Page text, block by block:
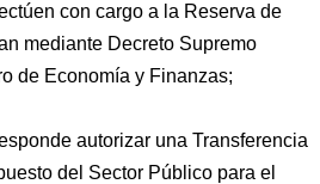
con cargo a la Reserva de
mediante Decreto Supremo
de Economía y Finanzas;
autorizar una Transferencia
del Sector Público para el